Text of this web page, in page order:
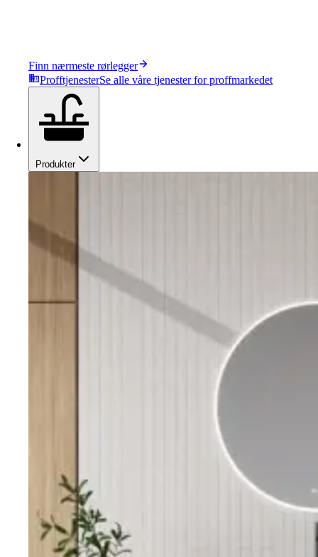
Finn nærmeste rørlegger
ProfftjenesterSe alle våre tjenester for proffmarkedet
Produkter